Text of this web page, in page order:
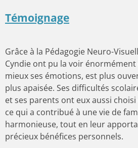
Témoignage
Grâce à la Pédagogie Neuro-
Cyndie ont pu la voir
mieux ses émotions, est plus
plus apaisée. Ses difficultés
et ses parents ont eux aussi
ce qui a contribué à une vie de
harmonieuse, tout en leur
précieux bénéfices personnels.